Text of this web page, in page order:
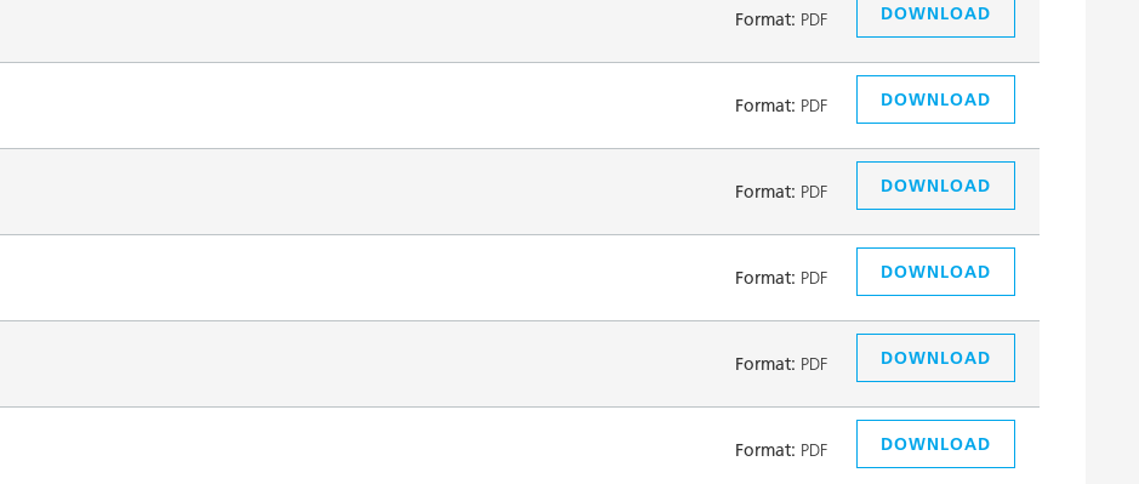
Format: PDF DOWNLOAD
Format: PDF DOWNLOAD
Format: PDF DOWNLOAD
Format: PDF DOWNLOAD
Format: PDF DOWNLOAD
Format: PDF DOWNLOAD